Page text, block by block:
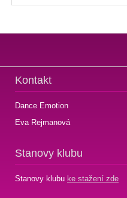
Kontakt
Dance Emotion
Eva Rejmanová
Stanovy klubu
Stanovy klubu ke stažení zde